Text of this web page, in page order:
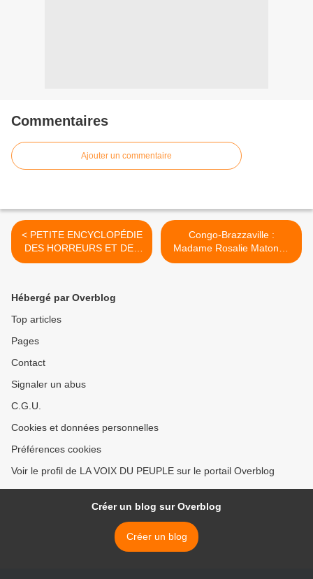
Commentaires
Ajouter un commentaire
< PETITE ENCYCLOPÉDIE
DES HORREURS ET DES
VÉRITÉS CRUES LUES,
Congo-Brazzaville :
Madame Rosalie Matondo
au service du Rwanda. >
Hébergé par Overblog
Top articles
Pages
Contact
Signaler un abus
C.G.U.
Cookies et données personnelles
Préférences cookies
Voir le profil de LA VOIX DU PEUPLE sur le portail Overblog
Créer un blog sur Overblog
Créer un blog